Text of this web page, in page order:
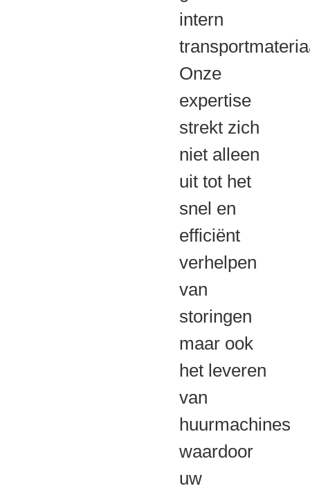
intern
Onze
expertise
strekt zich
niet alleen
uit tot het
snel en
efficiënt
verhelpen
van
storingen
maar ook
het leveren
van
huurmachines
waardoor
uw